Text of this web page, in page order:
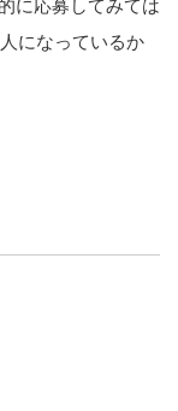
に応募してみては
になっているか